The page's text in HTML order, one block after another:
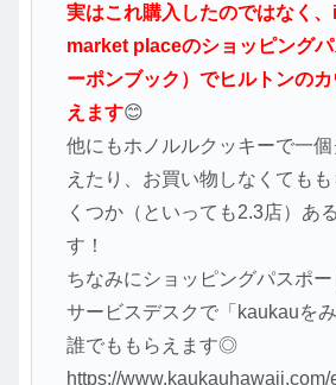
実はこれ購入したのではなく
market placeのショッピング
ーポンブック）でヒルトンの
えます😊
他にもホノルルクッキーで一
えたり、お買い物しなくても
くつか（といっても2.3店）あ
す！
ちなみにショッピングパスポ
サービスデスクで「kaukauを
誰でももらえます◎
https://